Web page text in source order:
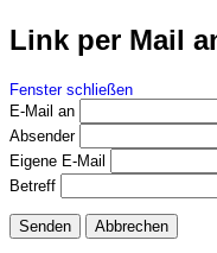
Link per Mail
Fenster schließen
E-Mail an
Absender
Eigene E-Mail
Betreff
Senden Abbrechen